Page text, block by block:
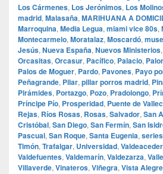
Los Cármenes, Los Jerónimos, Los
madrid, Malasaña, MARIHUANA A
Marroquina, Media Legua, miami vice 80s,
Montecarmelo, Moratalaz, Moscardó,
Jesús, Nueva España, Nuevos Ministerios,
Orcasitas, Orcasur, Pacífico, Palacio,
Palos de Moguer, Pardo, Pavones, Payo
Peñagrande, Pilar, pillar porros madrid,
Pirámides, Portazgo, Pozo, Pradolongo,
Príncipe Pío, Prosperidad, Puente de
Rejas, Ríos Rosas, Rosas, Salvador, San
Cristóbal, San Diego, San Fermín, San
Pascual, San Roque, Santa Eugenia,
Timón, Trafalgar, Universidad,
Valdefuentes, Valdemarín, Valdezarza,
Villaverde, Vinateros, Viñegra, Vista Alegre